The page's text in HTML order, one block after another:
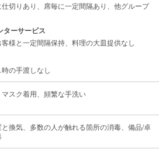
切りあり、席毎に一定間隔あり、他グループ
ターサービス
様と一定間隔保持、料理の大皿提供なし
の手渡しなし
スク着用、頻繁な手洗い
換気、多数の人が触れる箇所の消毒、備品/卓